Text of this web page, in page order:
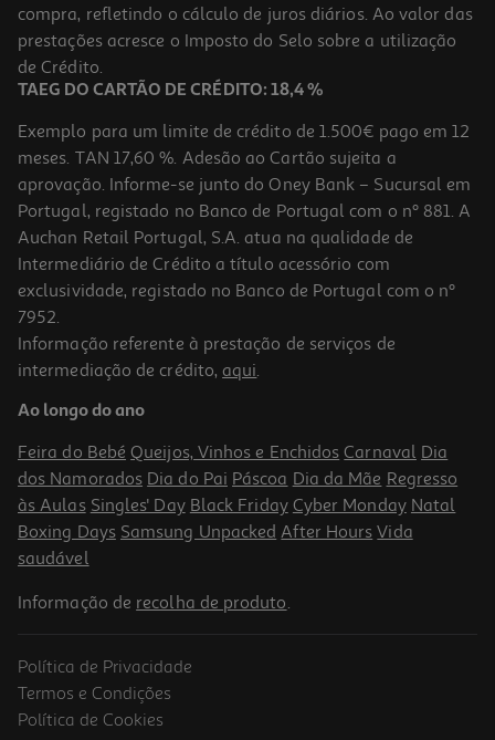
7.04 €/un
8,80 € PVP de editor
7,04 €
Promoção
-11%
Livro Vamos P/ Jardim De Inf. Matemática - 5-6 Anos
9.6 €/un
PVP de editor
9,60 €
Promoção
-10%
compra, refletindo o cálculo de juros diários. Ao valor das
prestações acresce o Imposto do Selo sobre a utilização
de Crédito.
TAEG DO CARTÃO DE CRÉDITO: 18,4 %
Exemplo para um limite de crédito de 1.500€ pago em 12
meses. TAN 17,60 %. Adesão ao Cartão sujeita a
aprovação. Informe-se junto do Oney Bank – Sucursal em
Portugal, registado no Banco de Portugal com o nº 881. A
Auchan Retail Portugal, S.A. atua na qualidade de
Intermediário de Crédito a título acessório com
exclusividade, registado no Banco de Portugal com o nº
7952.
Informação referente à prestação de serviços de
intermediação de crédito, aqui.
Ao longo do ano
Feira do Bebé Queijos, Vinhos e Enchidos Carnaval Dia
dos Namorados Dia do Pai Páscoa Dia da Mãe Regresso
às Aulas Singles' Day Black Friday Cyber Monday Natal
Boxing Days Samsung Unpacked After Hours Vida
saudável
Informação de recolha de produto.
Política de Privacidade
Termos e Condições
Política de Cookies